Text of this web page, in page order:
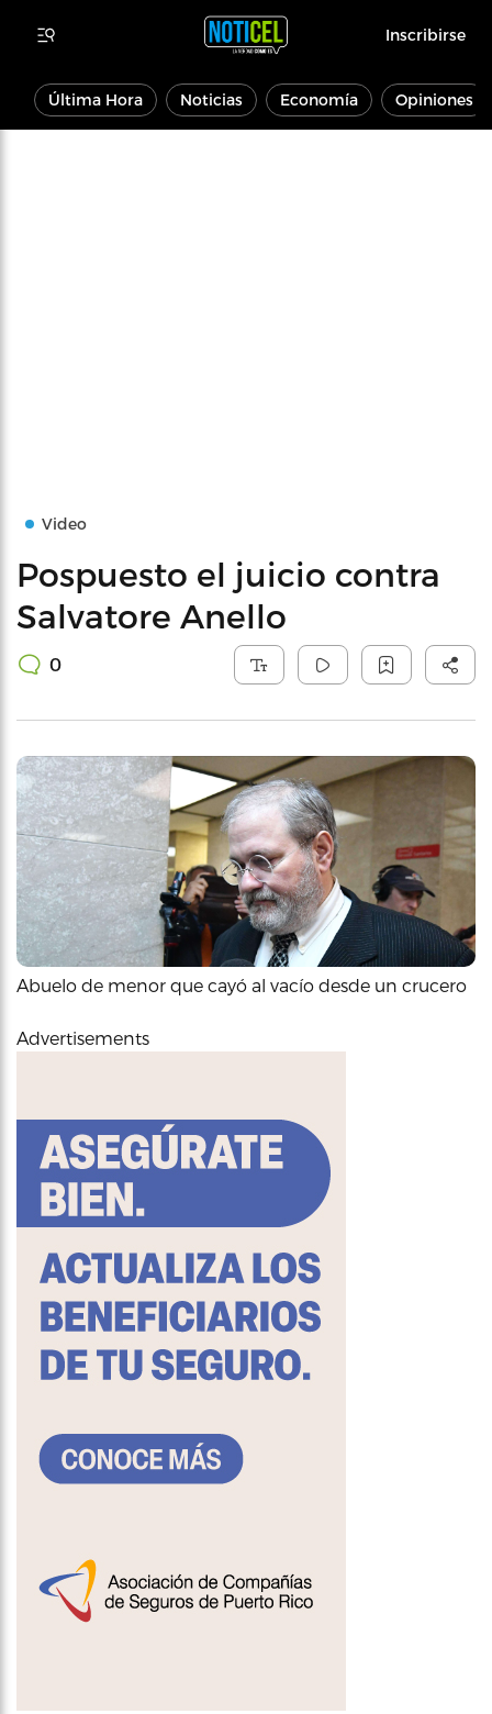
Inscribirse
Última Hora Noticias Economía Opiniones
Video
Pospuesto el juicio contra
Salvatore Anello
0
Abuelo de menor que cayó al vacío desde un crucero
Advertisements